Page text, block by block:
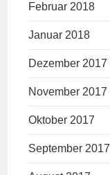
Februar 2018
Januar 2018
Dezember 2017
November 2017
Oktober 2017
September 2017